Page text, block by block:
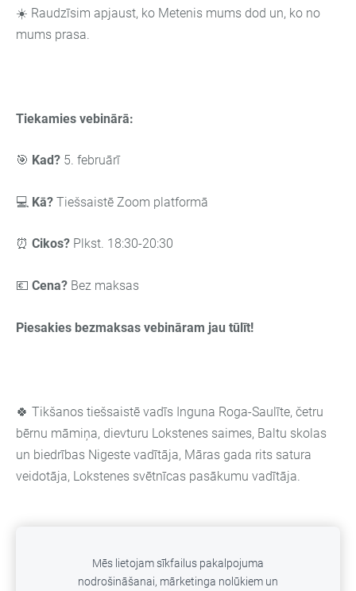
☀️ Raudzīsim apjaust, ko Metenis mums dod un, ko no
mums prasa.
Tiekamies vebinārā:
🎯 Kad? 5. februārī
💻 Kā? Tiešsaistē Zoom platformā
⏰ Cikos? Plkst. 18:30-20:30
💶 Cena? Bez maksas
Piesakies bezmaksas vebināram jau tūlīt!
🍀 Tikšanos tiešsaistē vadīs Inguna Roga-Saulīte, četru
bērnu māmiņa, dievturu Lokstenes saimes, Baltu skolas
un biedrības Nigeste vadītāja, Māras gada rits satura
veidotāja, Lokstenes svētnīcas pasākumu vadītāja.
Par jautājumiem zvani Ingunai 29174200
Mēs lietojam sīkfailus pakalpojuma
nodrošināšanai, mārketinga nolūkiem un